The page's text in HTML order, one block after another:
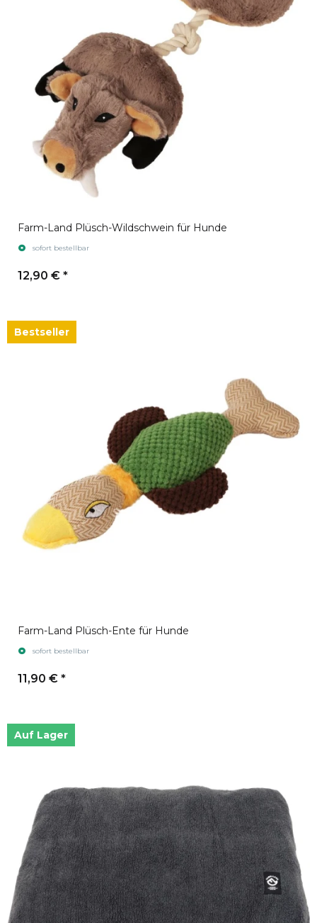
Farm-Land Plüsch-Wildschwein für Hunde
sofort bestellbar
12,90 € *
Bestseller
Farm-Land Plüsch-Ente für Hunde
sofort bestellbar
11,90 € *
Auf Lager